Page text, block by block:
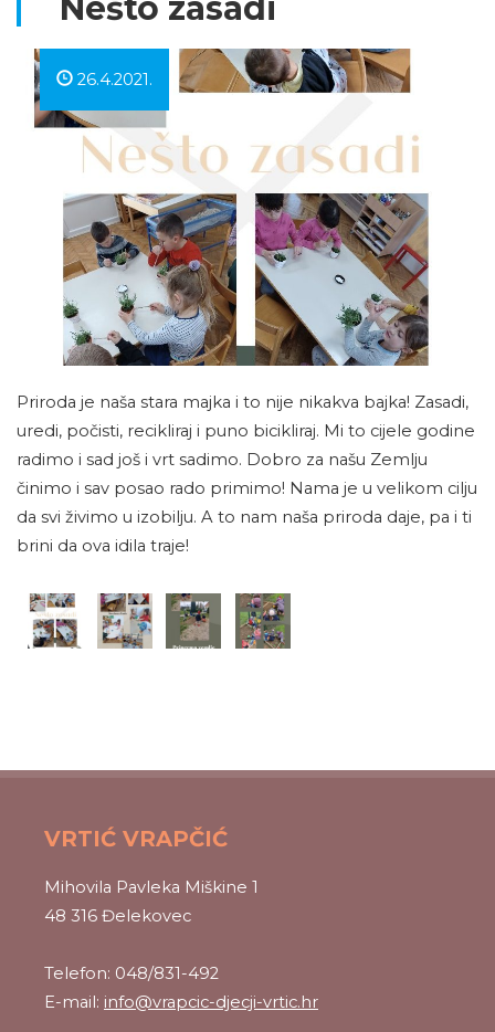
Nešto zasadi
26.4.2021.
Priroda je naša stara majka i to nije nikakva bajka! Zasadi,
uredi, počisti, recikliraj i puno bicikliraj. Mi to cijele godine
radimo i sad još i vrt sadimo. Dobro za našu Zemlju
činimo i sav posao rado primimo! Nama je u velikom cilju
da svi živimo u izobilju. A to nam naša priroda daje, pa i ti
brini da ova idila traje!
VRTIĆ VRAPČIĆ
Mihovila Pavleka Miškine 1
48 316 Đelekovec
Telefon: 048/831-492
E-mail: info@vrapcic-djecji-vrtic.hr